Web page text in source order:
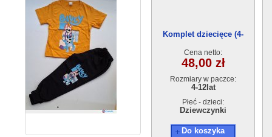
Komplet dziecięce (4-
Cena netto:
48,00 zł
Rozmiary w paczce:
4-12lat
Płeć - dzieci:
Dziewczynki
Do koszyka